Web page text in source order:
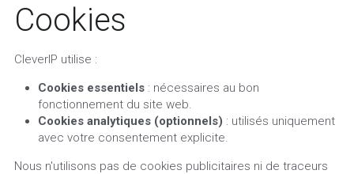
Cookies
CleverIP utilise :
Cookies essentiels : nécessaires au bon
fonctionnement du site web.
Cookies analytiques (optionnels) : utilisés uniquement
avec votre consentement explicite.
Nous n'utilisons pas de cookies publicitaires ni de traceurs